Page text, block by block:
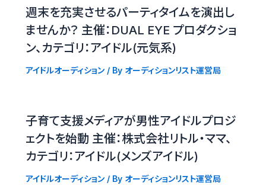
週末を充実させるパーティタイムを演出し
ませんか？ 主催：DUAL EYE プロダクショ
ン、カテゴリ：アイドル(元気系)
アイドルオーディション/ By オーディションリスト運営局
子育て支援メディアが男性アイドルプロジ
ェクトを始動 主催：株式会社リトル・ママ、
カテゴリ：アイドル(メンズアイドル)
アイドルオーディション/ By オーディションリスト運営局